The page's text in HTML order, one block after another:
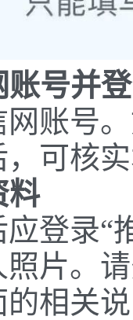
账号并
网账号
可核
料
登录“
片。
相关